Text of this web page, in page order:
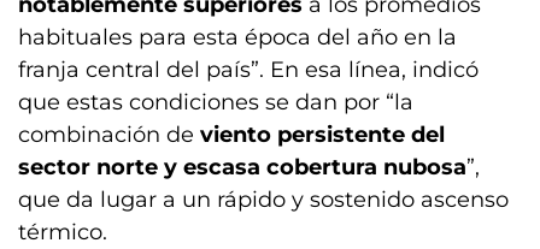
habituales para esta época del año en la
franja central del país”. En esa línea, indicó
que estas condiciones se dan por “la
combinación de viento persistente del
sector norte y escasa cobertura nubosa”,
que da lugar a un rápido y sostenido ascenso
térmico.